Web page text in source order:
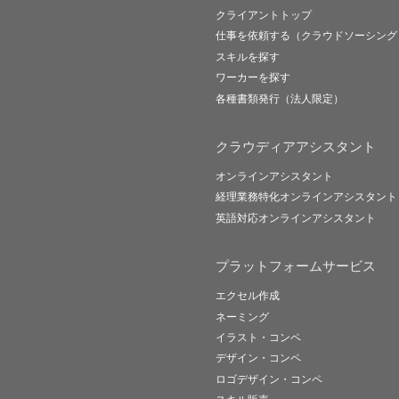
クライアントトップ
仕事を依頼する（クラウドソーシング
スキルを探す
ワーカーを探す
各種書類発行（法人限定）
クラウディアアシスタント
オンラインアシスタント
経理業務特化オンラインアシスタント
英語対応オンラインアシスタント
プラットフォームサービス
エクセル作成
ネーミング
イラスト・コンペ
デザイン・コンペ
ロゴデザイン・コンペ